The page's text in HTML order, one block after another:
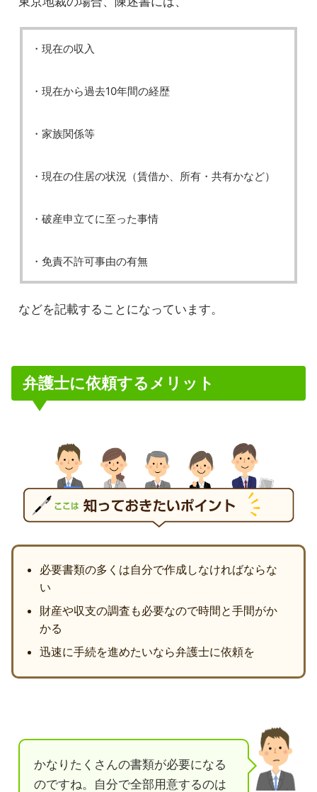
・現在の収入
・現在から過去10年間の経歴
・家族関係等
・現在の住居の状況（賃借か、所有・共有かなど）
・破産申立てに至った事情
・免責不許可事由の有無
などを記載することになっています。
弁護士に依頼するメリット
必要書類の多くは自分で作成しなければならな
い
財産や収支の調査も必要なので時間と手間がか
かる
迅速に手続を進めたいなら弁護士に依頼を
かなりたくさんの書類が必要になる
のですね。自分で全部用意するのは